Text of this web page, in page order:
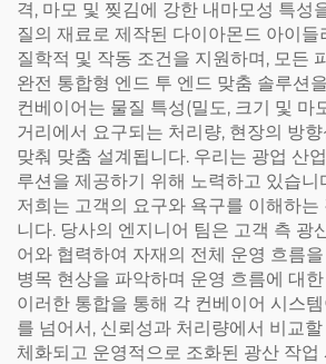
격, 마모 및 찢김에 강한 내마모성 특성
질의 재료로 제작된 다이아몬드 아이들
질학적 및 작동 조건을 지원하며, 모든
완전 통합형 엔드 투 엔드 맞춤 솔루션
컨베이어는 물질 특성(밀도, 크기 및 마
거리에서 요구되는 처리량, 현장의 방
맞춰 맞춤 설계됩니다. 우리는 광업 산
루션을 제공하기 위해 노력하고 있습니
저희는 고객의 요구와 욕구를 이해하
니다. 당사의 엔지니어 팀은 고객 측 광
어와 협력하여 자재의 전체 운영 흐름
병목 현상을 파악하며 운영 흐름에 대
이러한 통합을 통해 각 컨베이어 시스
를 넘어서, 신뢰성과 처리량에서 비교
체화되고 운영적으로 조화된 광산 작업